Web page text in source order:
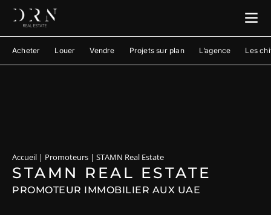
Acheter Louer Vendre Projets sur plan L’agence Les
Accueil | Promoteurs | STAMN Real Estate
STAMN REAL ESTATE
PROMOTEUR IMMOBILIER AUX UAE